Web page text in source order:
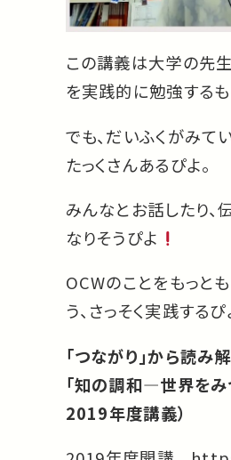
この講義は大学の先
を実践的に勉強するも
でも、だいふくがみて
たっくさんあるぴよ。
みんなとお話したり、
なりそうぴよ
OCWのことをもっと
う、さっそく実践するぴ
「つながり」から読み
「知の調和―世界を
2019年度講義）